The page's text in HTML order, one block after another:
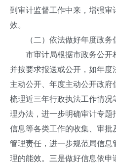
到审计监督工作中来，增强审
效。
（二）依法做好年度政务
市审计局根据市政务公开
并按要求报送或公开，如年
主动公开、年度主动公开政
梳理近三年行政执法工作情况
理办法，进一步明确审计专题
信息等各类工作的收集、审批
管理责任，进一步规范局信息
理的能效。三是做好信息依申